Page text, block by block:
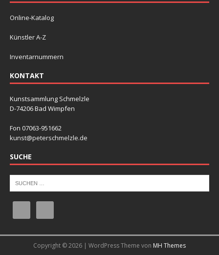
Online-Katalog
Künstler A-Z
Inventarnummern
KONTAKT
Kunstsammlung Schmelzle
D-74206 Bad Wimpfen
Fon 07063-951662
kunst@peterschmelzle.de
SUCHE
Copyright © 2026 | WordPress Theme von MH Themes